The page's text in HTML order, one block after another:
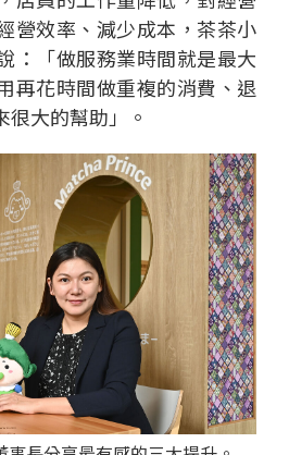
營效率、減少成本，茶茶小
：「做服務業時間就是最大
再花時間做重複的消費、退
大的幫助」。